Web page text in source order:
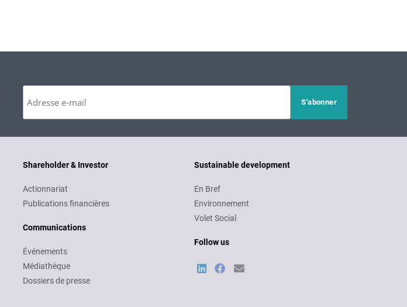
Shareholder & Investor
Actionnariat
Publications financières
Communications
Événements
Médiathèque
Dossiers de presse
Sustainable development
En Bref
Environnement
Volet Social
Follow us